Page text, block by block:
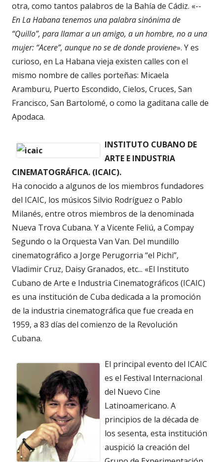
otra, como tantos palabros de la Bahía de Cádiz. «--
En La Habana tenemos una palabra sinónima de
“Quillo”, para llamar a un amigo, a un hombre, no a una
mujer: “Acere”, aunque no se de donde proviene». Y es
curioso, en La Habana vieja existen calles con el
mismo nombre de calles porteñas: Micaela
Aramburu, Puerto Escondido, Cielos, Cruces, San
Francisco, San Bartolomé, o como la gaditana calle de
Apodaca.
INSTITUTO CUBANO DE
ARTE E INDUSTRIA
CINEMATOGRÁFICA. (ICAIC).
Ha conocido a algunos de los miembros fundadores
del ICAIC, los músicos Silvio Rodríguez o Pablo
Milanés, entre otros miembros de la denominada
Nueva Trova Cubana. Y a Vicente Feliú, a Compay
Segundo o la Orquesta Van Van. Del mundillo
cinematográfico a Jorge Perugorria “el Pichi”,
Vladimir Cruz, Daisy Granados, etc... «El Instituto
Cubano de Arte e Industria Cinematográficos (ICAIC)
es una institución de Cuba dedicada a la promoción
de la industria cinematográfica que fue creada en
1959, a 83 días del comienzo de la Revolución
Cubana.
El principal evento del ICAIC
es el Festival Internacional
del Nuevo Cine
Latinoamericano. A
principios de la década de
los sesenta, esta institución
auspició la creación del